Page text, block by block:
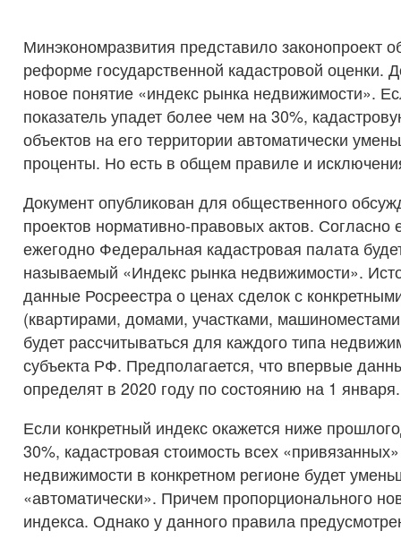
Минэкономразвития представило законопроект
реформе государственной кадастровой оценки.
новое понятие «индекс рынка недвижимости».
показатель упадет более чем на 30%,
объектов на его территории автоматически
проценты. Но есть в общем правиле и
Документ опубликован для общественного
проектов нормативно-правовых актов. Согласно
ежегодно Федеральная кадастровая палата
называемый «Индекс рынка недвижимости».
данные Росреестра о ценах сделок с
(квартирами, домами, участками,
будет рассчитываться для каждого типа
субъекта РФ. Предполагается, что впервые
определят в 2020 году по состоянию на 1 января.
Если конкретный индекс окажется ниже
30%, кадастровая стоимость всех
недвижимости в конкретном регионе будет
«автоматически». Причем пропорционального
индекса. Однако у данного правила